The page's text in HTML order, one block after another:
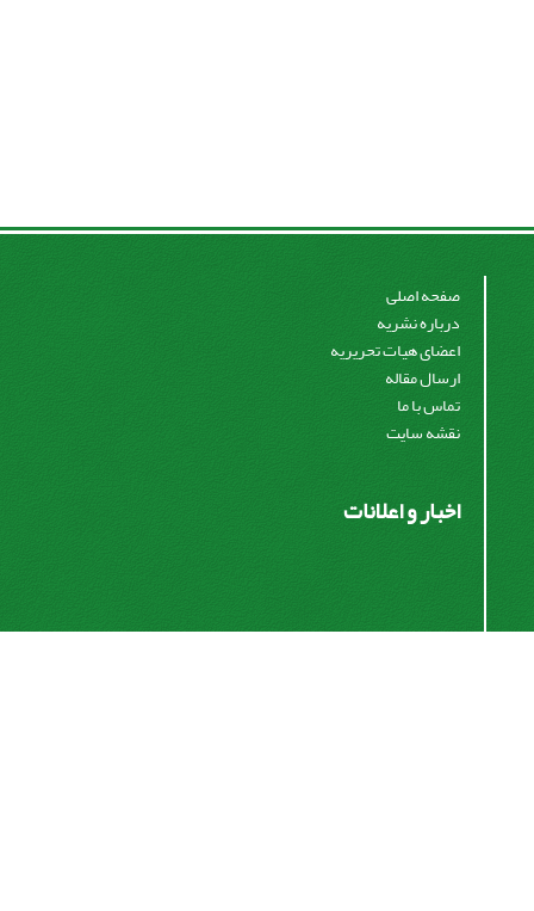
صفحه اصلی
درباره نشریه
اعضای هیات تحریریه
ارسال مقاله
تماس با ما
نقشه سایت
اخبار و اعلانات